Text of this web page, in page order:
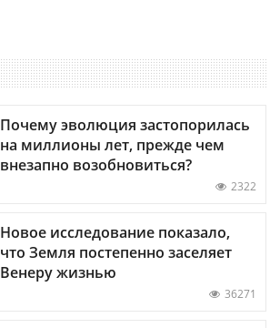
Почему эволюция застопорилась
на миллионы лет, прежде чем
внезапно возобновиться?
2322
Новое исследование показало,
что Земля постепенно заселяет
Венеру жизнью
36271